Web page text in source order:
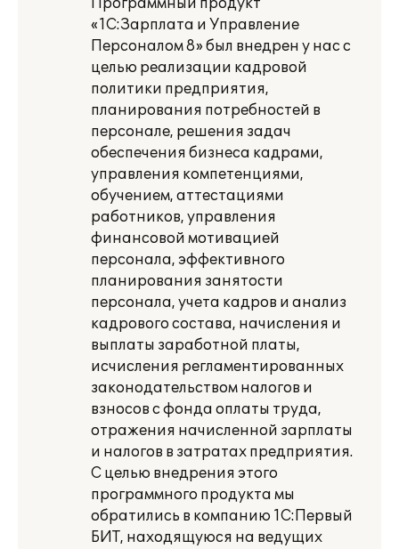
Программный продукт
«1С:Зарплата и Управление
Персоналом 8» был внедрен у нас с
целью реализации кадровой
политики предприятия,
планирования потребностей в
персонале, решения задач
обеспечения бизнеса кадрами,
управления компетенциями,
обучением, аттестациями
работников, управления
финансовой мотивацией
персонала, эффективного
планирования занятости
персонала, учета кадров и анализ
кадрового состава, начисления и
выплаты заработной платы,
исчисления регламентированных
законодательством налогов и
взносов с фонда оплаты труда,
отражения начисленной зарплаты
и налогов в затратах предприятия.
С целью внедрения этого
программного продукта мы
обратились в компанию 1С:Первый
БИТ, находящуюся на ведущих